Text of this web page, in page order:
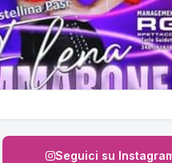
Seguici su